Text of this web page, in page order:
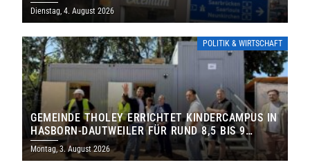
Dienstag, 4. August 2026
POLITIK & WIRTSCHAFT
GEMEINDE THOLEY ERRICHTET KINDERCAMPUS IN
HASBORN-DAUTWEILER FÜR RUND 8,5 BIS 9
MILLIONEN EURO
Montag, 3. August 2026